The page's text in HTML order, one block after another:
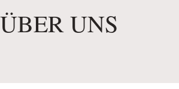
ÜBER UNS